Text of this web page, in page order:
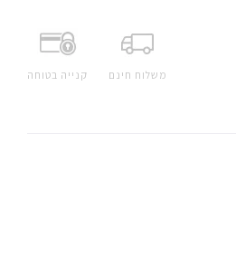
משלוח חינם קנייה בטוחה